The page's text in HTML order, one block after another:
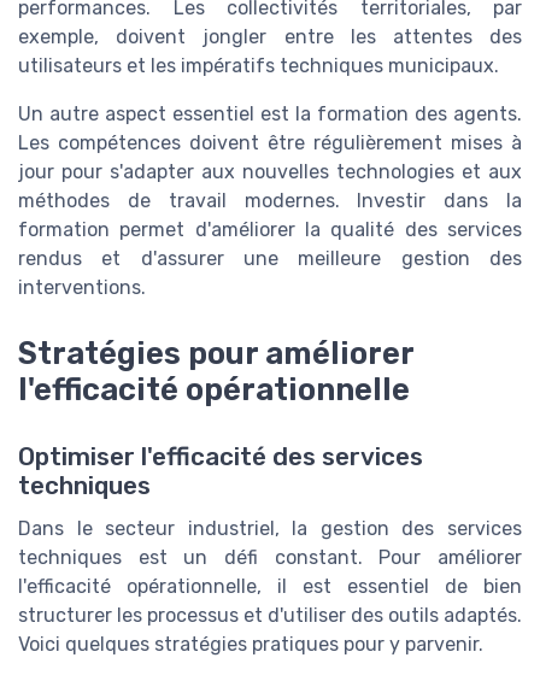
performances. Les collectivités territoriales, par
exemple, doivent jongler entre les attentes des
utilisateurs et les impératifs techniques municipaux.
Un autre aspect essentiel est la formation des agents.
Les compétences doivent être régulièrement mises à
jour pour s'adapter aux nouvelles technologies et aux
méthodes de travail modernes. Investir dans la
formation permet d'améliorer la qualité des services
rendus et d'assurer une meilleure gestion des
interventions.
Stratégies pour améliorer
l'efficacité opérationnelle
Optimiser l'efficacité des services
techniques
Dans le secteur industriel, la gestion des services
techniques est un défi constant. Pour améliorer
l'efficacité opérationnelle, il est essentiel de bien
structurer les processus et d'utiliser des outils adaptés.
Voici quelques stratégies pratiques pour y parvenir.